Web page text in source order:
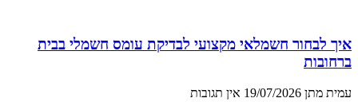
איך לבחור חשמלאי מקצועי לבדיקת עומס חשמלי בבית
ברחובות
עמית מתן 19/07/2026 אין תגובות